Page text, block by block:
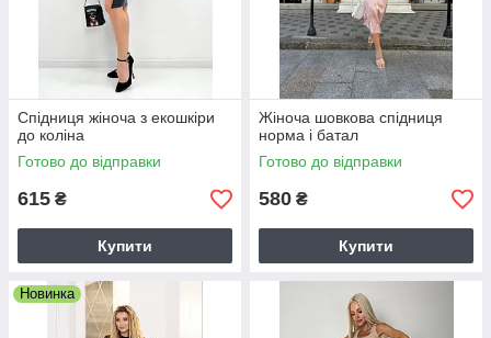
Спідниця жіноча з екошкіри
до коліна
Готово до відправки
615 ₴
Купити
Жіноча шовкова спідниця
норма і батал
Готово до відправки
580 ₴
Купити
Новинка